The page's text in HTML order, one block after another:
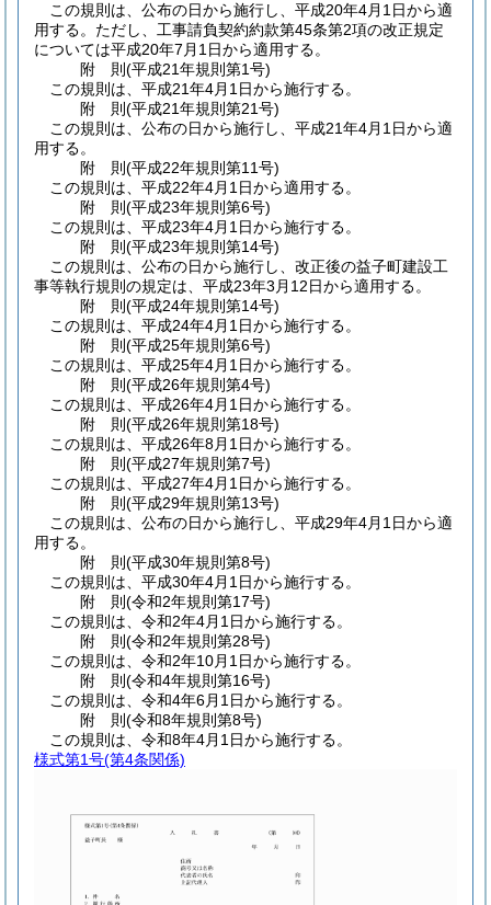
この規則は、公布の日から施行し、平成20年4月1日から適
用する。 ただし、工事請負契約約款第45条第2項の改正規定
については平成20年7月1日から適用する。
附 則(平成21年規則第1号)
この規則は、平成21年4月1日から施行する。
附 則(平成21年規則第21号)
この規則は、公布の日から施行し、平成21年4月1日から適
用する。
附 則(平成22年規則第11号)
この規則は、平成22年4月1日から適用する。
附 則(平成23年規則第6号)
この規則は、平成23年4月1日から施行する。
附 則(平成23年規則第14号)
この規則は、公布の日から施行し、改正後の益子町建設工
事等執行規則の規定は、平成23年3月12日から適用する。
附 則(平成24年規則第14号)
この規則は、平成24年4月1日から施行する。
附 則(平成25年規則第6号)
この規則は、平成25年4月1日から施行する。
附 則(平成26年規則第4号)
この規則は、平成26年4月1日から施行する。
附 則(平成26年規則第18号)
この規則は、平成26年8月1日から施行する。
附 則(平成27年規則第7号)
この規則は、平成27年4月1日から施行する。
附 則(平成29年規則第13号)
この規則は、公布の日から施行し、平成29年4月1日から適
用する。
附 則(平成30年規則第8号)
この規則は、平成30年4月1日から施行する。
附 則(令和2年規則第17号)
この規則は、令和2年4月1日から施行する。
附 則(令和2年規則第28号)
この規則は、令和2年10月1日から施行する。
附 則(令和4年規則第16号)
この規則は、令和4年6月1日から施行する。
附 則(令和8年規則第8号)
この規則は、令和8年4月1日から施行する。
様式第1号(第4条関係)